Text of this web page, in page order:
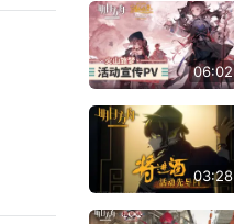
06:02
03:28